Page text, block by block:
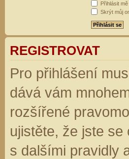
Přihlásit
Skrýt můj
REGISTROVAT
Pro přihlášení
dává vám
rozšířené
ujistěte, že jste
s dalšími pravidly